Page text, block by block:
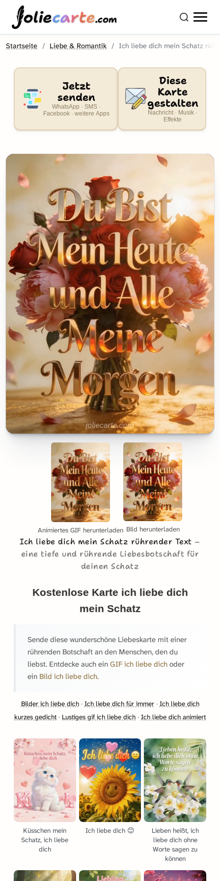
oliecarte.com
Startseite Liebe & Romantik Ich liebe dich mein Schatz
Jetzt
senden
WhatsApp · SMS ·
Facebook · weitere Apps
Diese
Karte
gestalten
Nachricht · Musik ·
Effekte
Animiertes GIF herunterladen Bild herunterladen
Ich liebe dich mein Schatz rührender Text
eine tiefe und rührende Liebesbotschaft für
deinen Schatz
Kostenlose Karte ich liebe dich
mein Schatz
Sende diese wunderschöne Liebeskarte mit einer
rührenden Botschaft an den Menschen, den du
liebst. Entdecke auch ein GIF ich liebe dich oder
ein Bild ich liebe dich.
Bilder ich liebe dich· Ich liebe dich für immer· Ich liebe dich
kurzes gedicht · Lustiges gif ich liebe dich · Ich liebe dich animiert
Küsschen mein
Schatz, ich liebe
dich
Ich liebe dich 😊
Lieben heißt, ich
liebe dich ohne
Worte sagen zu
können